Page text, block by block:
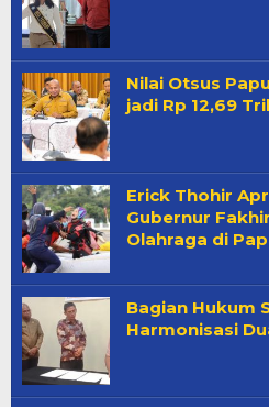
Nilai Otsus
jadi Rp 12,69
Erick Thohir
Gubernur
Olahraga di
Bagian Hukum
Harmonisasi